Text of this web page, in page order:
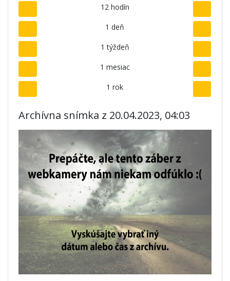
12 hodín
1 deň
1 týždeň
1 mesiac
1 rok
Archívna snímka z 20.04.2023, 04:03